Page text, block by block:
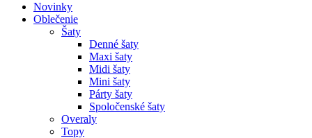
Novinky
Oblečenie
Šaty
Denné šaty
Maxi šaty
Midi šaty
Mini šaty
Párty šaty
Spoločenské šaty
Overaly
Topy